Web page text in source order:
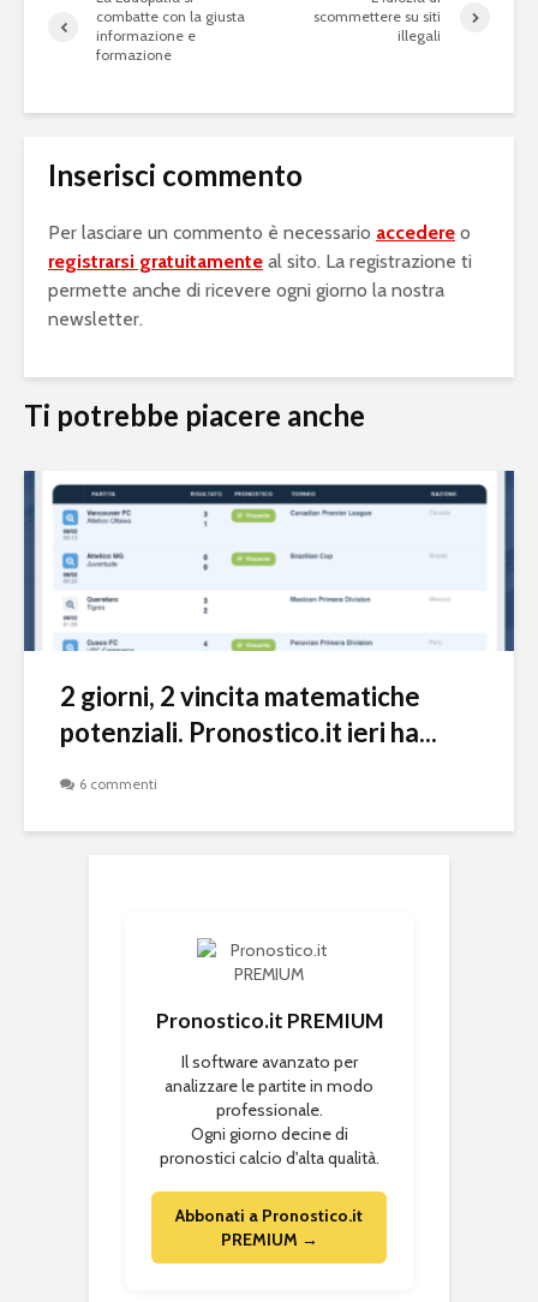
combatte con la giusta
informazione e
formazione
scommettere su siti
illegali
Inserisci commento
Per lasciare un commento è necessario accedere o
registrarsi gratuitamente al sito. La registrazione ti
permette anche di ricevere ogni giorno la nostra
newsletter.
Ti potrebbe piacere anche
2 giorni, 2 vincita matematiche
potenziali. Pronostico.it ieri ha...
6 commenti
Pronostico.it PREMIUM
Il software avanzato per
analizzare le partite in modo
professionale.
Ogni giorno decine di
pronostici calcio d'alta qualità.
Abbonati a Pronostico.it
PREMIUM →